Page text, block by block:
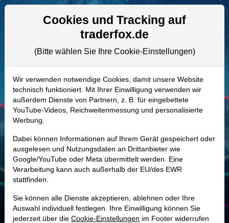
Aktien- und Artikelsuche
A1JGSV | ALSN–Allison
Transmission Holdings Aktie
Realtime-Aktienkurs:
- - -
-
Marktkapitalisierung 9,82 Mrd. USD
Unternehmenswert
Umsatz 3,01 Mrd. USD
Cookies und Tracking auf
traderfox.de
(Bitte wählen Sie Ihre Cookie-Einstellungen)
Wir verwenden notwendige Cookies, damit unsere Website
technisch funktioniert. Mit Ihrer Einwilligung verwenden wir
außerdem Dienste von Partnern, z. B. für eingebettete
YouTube-Videos, Reichweitenmessung und personalisierte
Werbung.
Dabei können Informationen auf Ihrem Gerät gespeichert oder
ausgelesen und Nutzungsdaten an Drittanbieter wie
Google/YouTube oder Meta übermittelt werden. Eine
Verarbeitung kann auch außerhalb der EU/des EWR
stattfinden.
Sie können alle Dienste akzeptieren, ablehnen oder Ihre
Auswahl individuell festlegen. Ihre Einwilligung können Sie
jederzeit über die Cookie-Einstellungen im Footer widerrufen